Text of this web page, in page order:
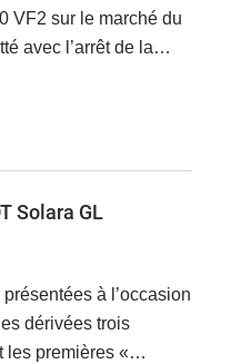
VF2 sur le marché du
avec l’arrêt de la
Solara GL
à l’occasion
dérivées trois
les premières «